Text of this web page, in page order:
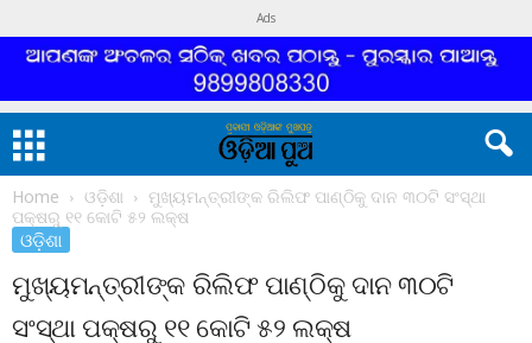
Ads
Home ଓଡ଼ିଶା
ମୁଖ୍ୟମନ୍ତ୍ରୀଙ୍କ ରିଲିଫ ପାଣ୍ଠିକୁ ଦାନ ୩୦ଟି ସଂସ୍ଥା
ପକ୍ଷରୁ ୧୧ କୋଟି ୫୨ ଲକ୍ଷ
ଓଡ଼ିଶା
ମୁଖ୍ୟମନ୍ତ୍ରୀଙ୍କ ରିଲିଫ ପାଣ୍ଠିକୁ ଦାନ ୩୦ଟି
ସଂସ୍ଥା ପକ୍ଷରୁ ୧୧ କୋଟି ୫୨ ଲକ୍ଷ